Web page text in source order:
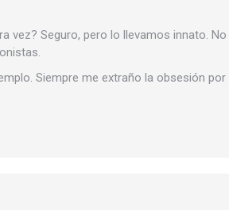
vez? Seguro, pero lo llevamos innato.
Siempre me extraño la obsesión